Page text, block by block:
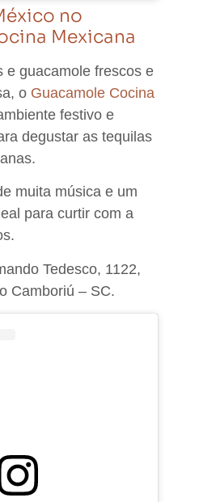
no
Mexicana
e guacamole frescos e
o Guacamole Cocina
festivo e
degustar as tequilas
muita música e um
para curtir com a
Tedesco, 1122,
Camboriú – SC.